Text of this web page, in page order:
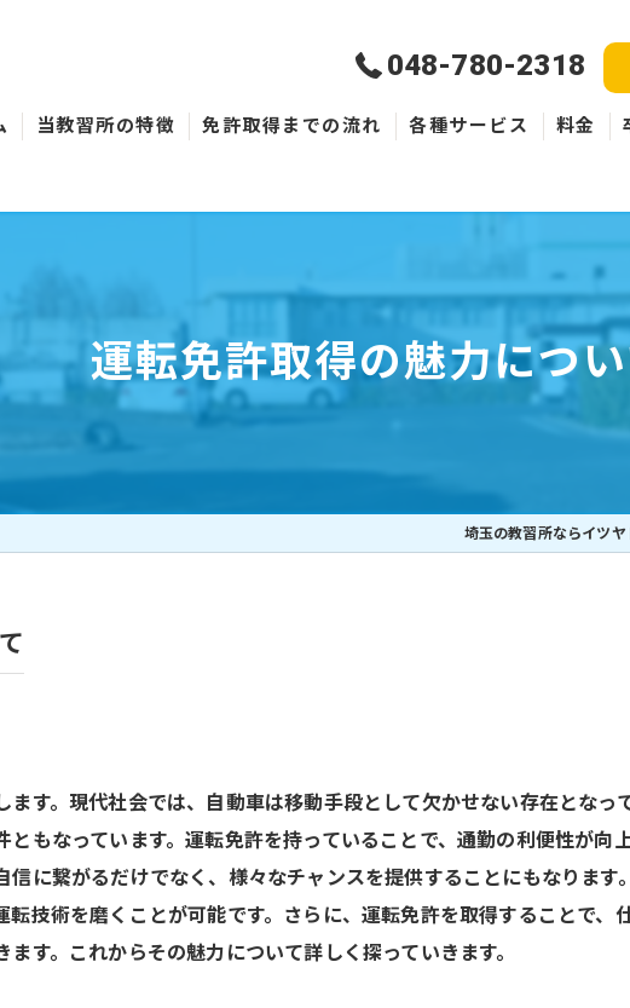
048-780-2318
当教習所の特徴 免許取得までの流れ 各種サービス
ペーパードライバー
料金
運転免許取得の魅力につ
埼玉の教習所ならイツ
す。現代社会では、自動車は移動手段として欠かせない存在となっ
もなっています。運転免許を持っていることで、通勤の利便性が向
信に繋がるだけでなく、様々なチャンスを提供することにもなりま
転技術を磨くことが可能です。さらに、運転免許を取得することで、
す。これからその魅力について詳しく探っていきます。